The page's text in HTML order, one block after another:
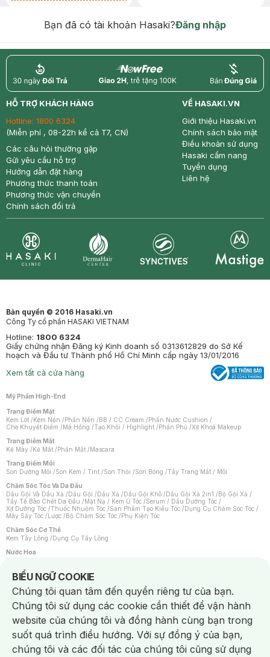
Bạn đã có tài khoản Hasaki?Đăng nhập
return nowfree price
HỖ TRỢ KHÁCH HÀNG
Hotline: 1800 6324
(Miễn phí , 08-22h kể cả T7, CN)
Các câu hỏi thường gặp
Gửi yêu cầu hỗ trợ
Hướng dẫn đặt hàng
Phương thức thanh toán
Phương thức vận chuyển
Chính sách đổi trả
VỀ HASAKI.VN
Giới thiệu Hasaki.vn
Chính sách bảo mật
Điều khoản sử dụng
Hasaki cẩm nang
Tuyển dụng
Liên hệ
Bản quyền © 2016 Hasaki.vn
Công Ty cổ phần HASAKI VIETNAM
Hotline: 1800 6324
Giấy chứng nhận Đăng ký Kinh doanh số 0313612829 do Sở Kế
hoạch và Đầu tư Thành phố Hồ Chí Minh cấp ngày 13/01/2016
Xem tất cả cửa hàng
Mỹ Phẩm High-End
Trang Điểm Mặt
Kem Lót /Kem Nền /Phấn Nền /BB / CC Cream /Phấn Nước Cushion /
Che Khuyết Điểm /Má Hồng /Tạo Khối / Highlight /Phấn Phủ /Xịt Khoá Makeup
Trang Điểm Mắt
Kẻ Mày /Kẻ Mắt /Phấn Mắt /Mascara
Trang Điểm Môi
Son Dưỡng Môi /Son Kem / Tint /Son Thỏi /Son Bóng /Tẩy Trang Mắt / Môi
Chăm Sóc Tóc Và Da Đầu
Dầu Gội Và Dầu Xả /Dầu Gội /Dầu Xả /Dầu Gội Khô /Dầu Gội Xả 2in1 /Bộ Gội Xả /
Tẩy Tế Bào Chết Da Đầu /Mặt Nạ / Kem Ủ Tóc /Serum / Dầu Dưỡng Tóc /
Xịt Dưỡng Tóc /Thuốc Nhuộm Tóc /Sản Phẩm Tạo Kiểu Tóc /Dụng Cụ Chăm Sóc Tóc /
Máy Sấy Tóc /Lược /Bộ Chăm Sóc Tóc /Phụ Kiện Tóc
Chăm Sóc Cơ Thể
Kem Tẩy Lông /Dụng Cụ Tẩy Lông
Nước Hoa
Nước Hoa Nữ
Chăm Sóc Cá Nhân
Chống Muỗi /Khẩu Trang /Máy Massage/Mặt Nạ Xông Hơi /Nước Rửa Tay/
Sản Phẩm Chăm Sóc Khác /Bàn Chải Đánh Răng /Bàn Chải Điện/
Hỗ Trợ Trắng Răng/Kem Đánh Răng /Máy Tăm Nước/ Nước Súc Miệng/
Tăm / Chỉ Nha Khoa/ Xịt Thơm Miệng / Dung Dịch Vệ Sinh/Dưỡng Vùng Kín/
Khăn Ướt Vệ Sinh Vùng Kín/Băng Vệ Sinh/Tampon/Bọt Cạo Râu /Dao Cạo Râu/
Máy Cạo Râu
Vấn Đề Về Da
Da Dầu / Lỗ Chân Lông To/ Da Khô / Mất Nước/ Da Lão Hóa/ Da Mụn/
BIỂU NGỮ COOKIE
Notice about cookies usage
Chúng tôi quan tâm đến quyền riêng tư của bạn.
Chúng tôi sử dụng các cookie cần thiết để vận hành
website của chúng tôi và đồng hành cùng bạn trong
suốt quá trình điều hướng. Với sự đồng ý của bạn,
chúng tôi và các đối tác của chúng tôi cũng sử dụng